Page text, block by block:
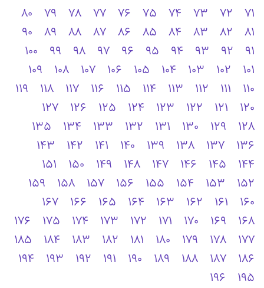
71
72
73
74
75
76
77
78
79
80
81
82
83
84
85
86
87
88
89
90
91
92
93
94
95
96
97
98
99
100
101
102
103
104
105
106
107
108
109
110
111
112
113
114
115
116
117
118
119
120
121
122
123
124
125
126
127
128
129
130
131
132
133
134
135
136
137
138
139
140
141
142
143
144
145
146
147
148
149
150
151
152
153
154
155
156
157
158
159
160
161
162
163
164
165
166
167
168
169
170
171
172
173
174
175
176
177
178
179
180
181
182
183
184
185
186
187
188
189
190
191
192
193
194
195
196